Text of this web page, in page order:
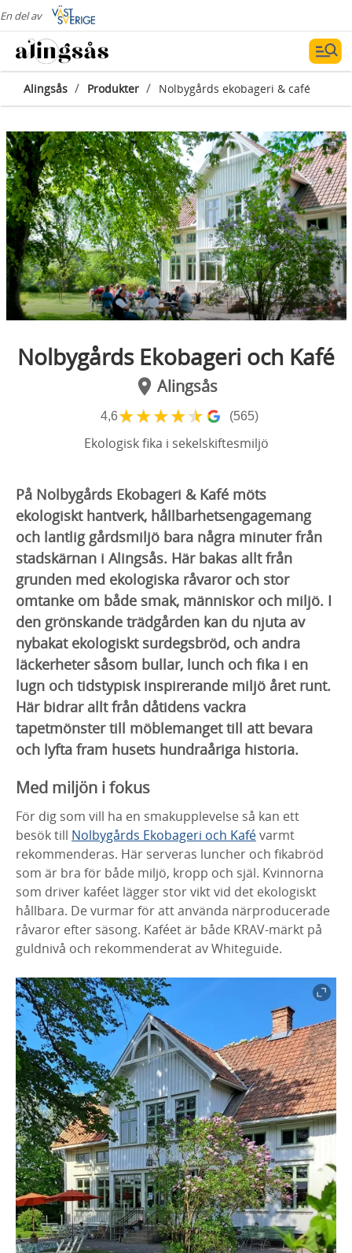
En del av
Alingsås / Produkter / Nolbygårds ekobageri & café
Nolbygårds Ekobageri och Kafé
Alingsås
4,6★★★★★ (565)
Ekologisk fika i sekelskiftesmiljö
På Nolbygårds Ekobageri & Kafé möts
ekologiskt hantverk, hållbarhetsengagemang
och lantlig gårdsmiljö bara några minuter från
stadskärnan i Alingsås. Här bakas allt från
grunden med ekologiska råvaror och stor
omtanke om både smak, människor och miljö. I
den grönskande trädgården kan du njuta av
nybakat ekologiskt surdegsbröd, och andra
läckerheter såsom bullar, lunch och fika i en
lugn och tidstypisk inspirerande miljö året runt.
Här bidrar allt från dåtidens vackra
tapetmönster till möblemanget till att bevara
och lyfta fram husets hundraåriga historia.
Med miljön i fokus
För dig som vill ha en smakupplevelse så kan ett
besök till Nolbygårds Ekobageri och Kafévarmt
rekommenderas. Här serveras luncher och fikabröd
som är bra för både miljö, kropp och själ. Kvinnorna
som driver kaféet lägger stor vikt vid det ekologiskt
hållbara. De vurmar för att använda närproducerade
råvaror efter säsong. Kaféet är både KRAV-märkt på
guldnivå och rekommenderat av Whiteguide.